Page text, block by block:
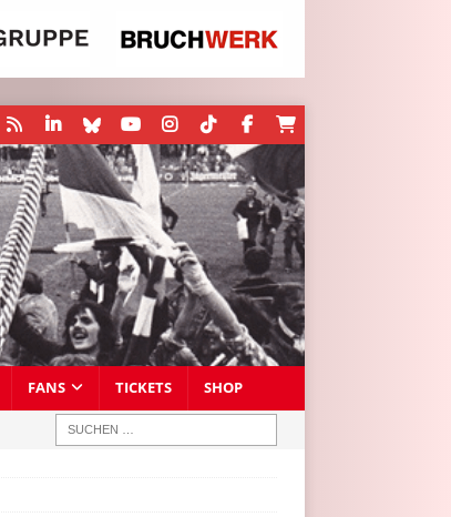
FANS TICKETS SHOP